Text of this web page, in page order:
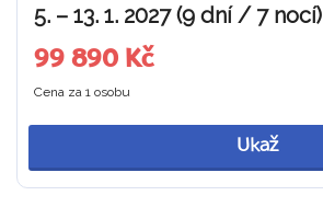
5. – 13. 1. 2027 (9 dní / 7 nocí)
99 890 Kč
Cena za 1 osobu
Ukaž